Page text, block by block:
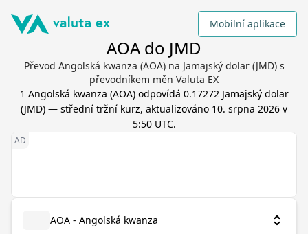
Mobilní aplikace
AOA do JMD
Převod Angolská kwanza (AOA) na Jamajský dolar (JMD) s
převodníkem měn Valuta EX
1 Angolská kwanza (AOA) odpovídá 0.17272 Jamajský dolar
(JMD) — střední tržní kurz, aktualizováno 10. srpna 2026 v
5:50 UTC.
AOA - Angolská kwanza